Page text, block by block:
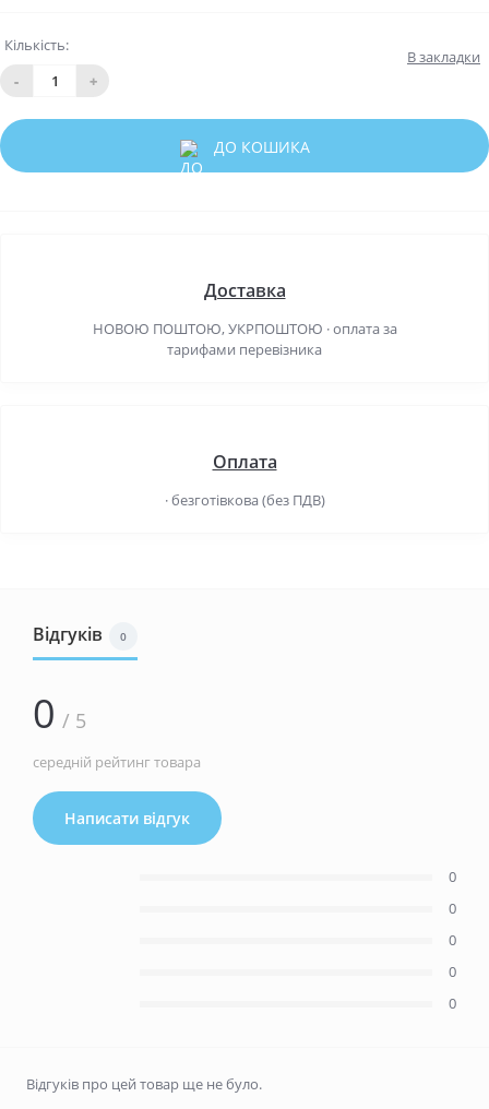
Кількість:
-
+
В закладки
ДО КОШИКА
Доставка
НОВОЮ ПОШТОЮ, УКРПОШТОЮ · оплата за
тарифами перевізника
Оплата
· безготівкова (без ПДВ)
Відгуків 0
0 / 5
середній рейтинг товара
Написати відгук
0
0
0
0
0
Відгуків про цей товар ще не було.